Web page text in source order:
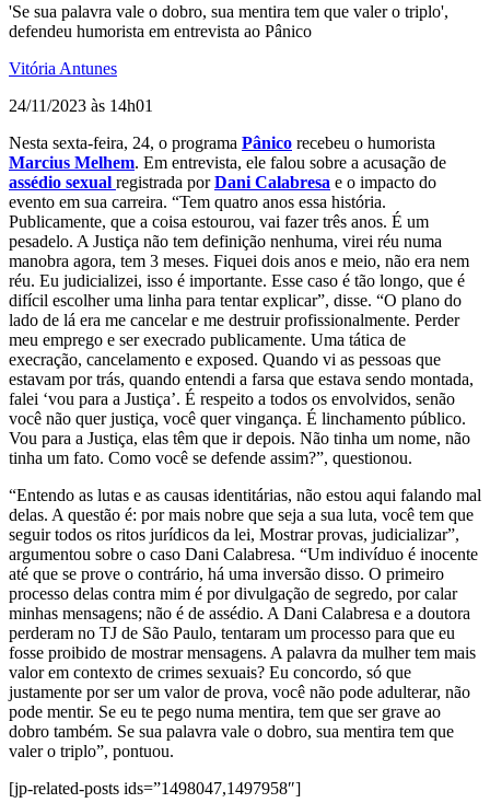
'Se sua palavra vale o dobro, sua mentira tem que valer o triplo',
defendeu humorista em entrevista ao Pânico
Vitória Antunes
24/11/2023 às 14h01
Nesta sexta-feira, 24, o programa Pânico recebeu o humorista
Marcius Melhem. Em entrevista, ele falou sobre a acusação de
assédio sexual registrada porDani Calabresa e o impacto do
evento em sua carreira. “Tem quatro anos essa história.
Publicamente, que a coisa estourou, vai fazer três anos. É um
pesadelo. A Justiça não tem definição nenhuma, virei réu numa
manobra agora, tem 3 meses. Fiquei dois anos e meio, não era nem
réu. Eu judicializei, isso é importante. Esse caso é tão longo, que é
difícil escolher uma linha para tentar explicar”, disse. “O plano do
lado de lá era me cancelar e me destruir profissionalmente. Perder
meu emprego e ser execrado publicamente. Uma tática de
execração, cancelamento e exposed. Quando vi as pessoas que
estavam por trás, quando entendi a farsa que estava sendo montada,
falei ‘vou para a Justiça’. É respeito a todos os envolvidos, senão
você não quer justiça, você quer vingança. É linchamento público.
Vou para a Justiça, elas têm que ir depois. Não tinha um nome, não
tinha um fato. Como você se defende assim?”, questionou.
“Entendo as lutas e as causas identitárias, não estou aqui falando mal
delas. A questão é: por mais nobre que seja a sua luta, você tem que
seguir todos os ritos jurídicos da lei, Mostrar provas, judicializar”,
argumentou sobre o caso Dani Calabresa. “Um indivíduo é inocente
até que se prove o contrário, há uma inversão disso. O primeiro
processo delas contra mim é por divulgação de segredo, por calar
minhas mensagens; não é de assédio. A Dani Calabresa e a doutora
perderam no TJ de São Paulo, tentaram um processo para que eu
fosse proibido de mostrar mensagens. A palavra da mulher tem mais
valor em contexto de crimes sexuais? Eu concordo, só que
justamente por ser um valor de prova, você não pode adulterar, não
pode mentir. Se eu te pego numa mentira, tem que ser grave ao
dobro também. Se sua palavra vale o dobro, sua mentira tem que
valer o triplo”, pontuou.
[jp-related-posts ids=”1498047,1497958″]